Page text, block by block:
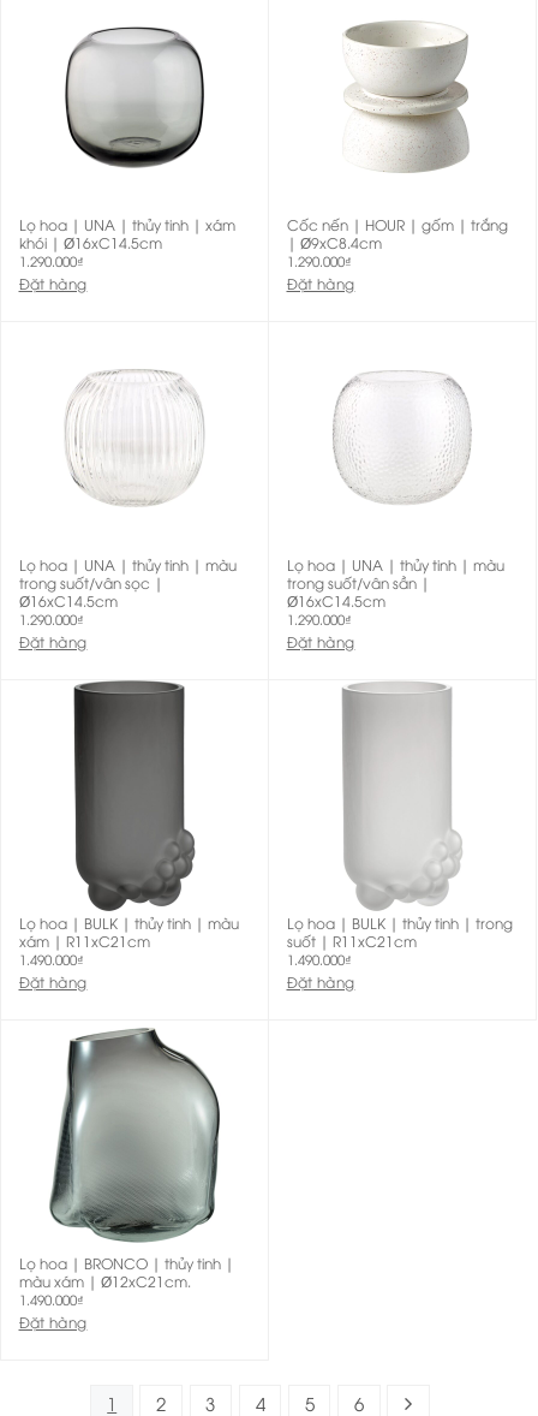
Lọ hoa | UNA | thủy tinh | xám
khói | Ø16xC14.5cm
1.290.000₫
Đặt hàng
Cốc nến | HOUR | gốm | trắng
| Ø9xC8.4cm
1.290.000₫
Đặt hàng
Lọ hoa | UNA | thủy tinh | màu
trong suốt/vân sọc |
Ø16xC14.5cm
1.290.000₫
Đặt hàng
Lọ hoa | UNA | thủy tinh | màu
trong suốt/vân sần |
Ø16xC14.5cm
1.290.000₫
Đặt hàng
Lọ hoa | BULK | thủy tinh | màu
xám | R11xC21cm
1.490.000₫
Đặt hàng
Lọ hoa | BULK | thủy tinh | trong
suốt | R11xC21cm
1.490.000₫
Đặt hàng
Lọ hoa | BRONCO | thủy tinh |
màu xám | Ø12xC21cm.
1.490.000₫
Đặt hàng
1 2 3 4 5 6